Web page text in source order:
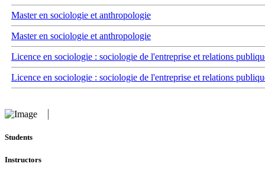
Master en sociologie et anthropologie
Master en sociologie et anthropologie
Licence en sociologie : sociologie de l'entreprise et relations
Licence en sociologie : sociologie de l'entreprise et relations
Students
Instructors